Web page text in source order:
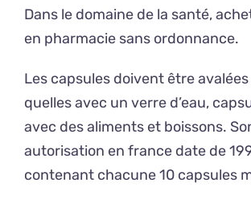
Dans le domaine de la santé,
en pharmacie sans ordonnance.
Les capsules doivent être
quelles avec un verre d’eau,
avec des aliments et boissons.
autorisation en france date de
contenant chacune 10 capsules